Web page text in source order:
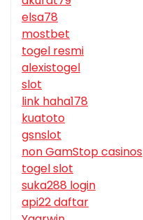
elsa78
mostbet
togel resmi
alexistogel
slot
link haha178
kuatoto
gsnslot
non GamStop casinos
togel slot
suka288 login
api22 daftar